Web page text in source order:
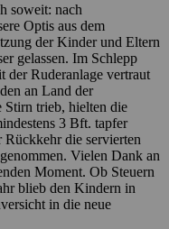
soweit: nach
Optis aus dem
der Kinder und Eltern
gelassen. Im Schlepp
der Ruderanlage vertraut
an Land der
Stirn trieb, hielten die
3 Bft. tapfer
die servierten
Vielen Dank an
Moment. Ob Steuern
blieb den Kindern in
in die neue